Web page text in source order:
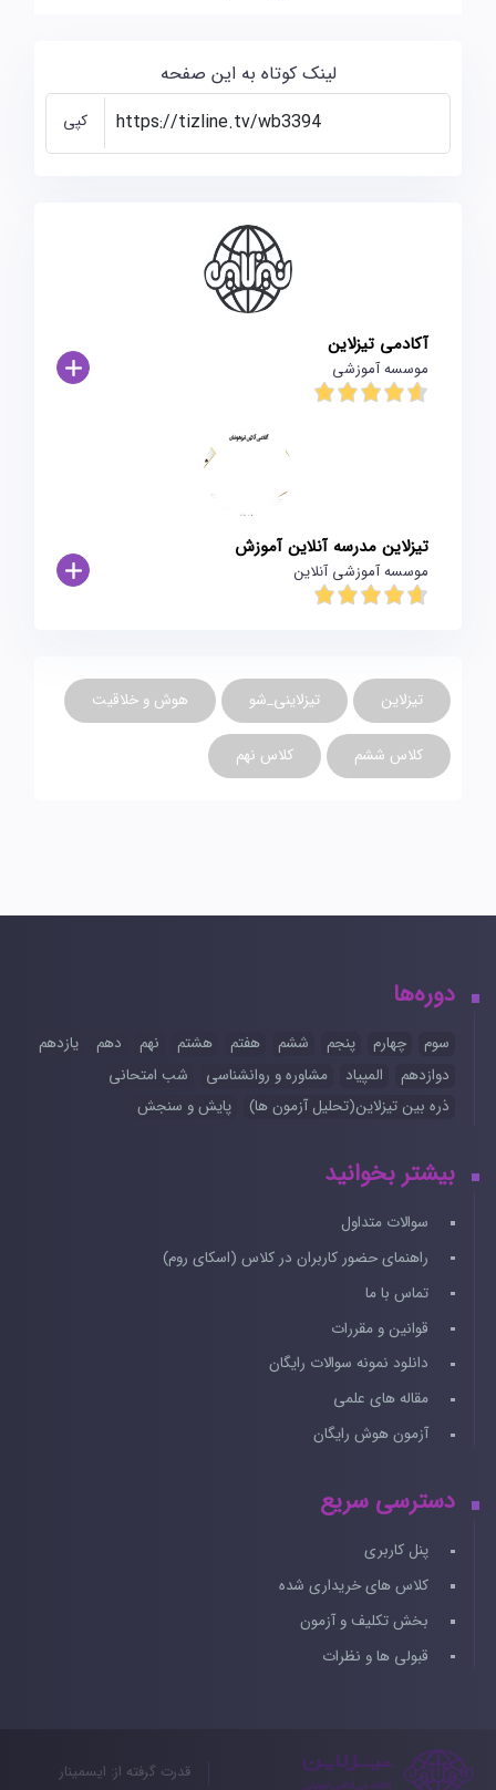
لینک کوتاه به این صفحه
کپی
آکادمی تیزلاین
موسسه آموزشی
تیزلاین مدرسه آنلاین آموزش
موسسه آموزشی آنلاین
تیزلاین تیزلاینی_شو هوش و خلاقیت
کلاس ششم کلاس نهم
دوره‌ها
سوم چهارم پنجم ششم هفتم هشتم نهم دهم
یازدهم
دوازدهم
المپیاد مشاوره و روانشناسی
شب امتحانی
ذره بین تیزلاین(تحلیل آزمون ها)
پایش و سنجش
بیشتر بخوانید
سوالات متداول
راهنمای حضور کاربران در کلاس (اسکای روم)
تماس با ما
قوانین و مقررات
دانلود نمونه سوالات رایگان
مقاله های علمی
آزمون هوش رایگان
دسترسی سریع
پنل کاربری
کلاس های خریداری شده
بخش تکلیف و آزمون
قبولی ها و نظرات
قدرت گرفته از: ایسمینار